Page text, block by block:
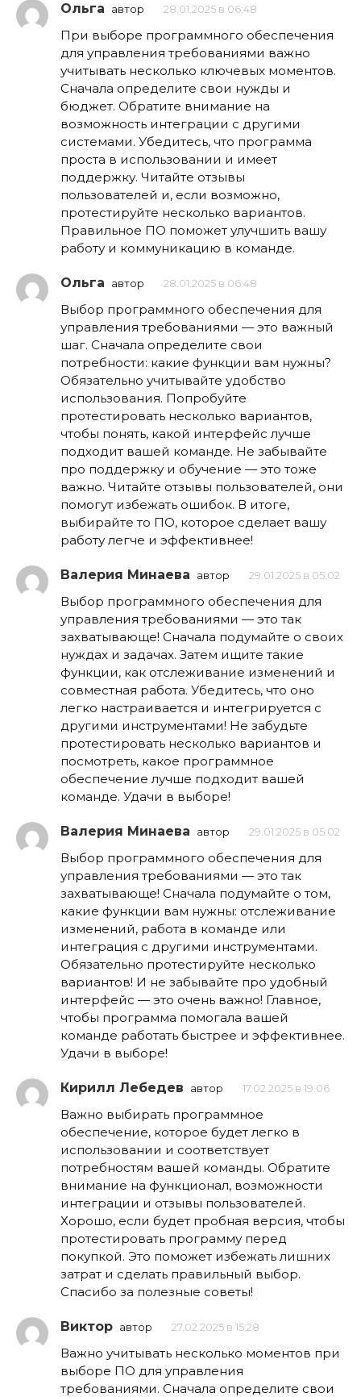
Ольга автор 28.01.2025 в 06:48
При выборе программного обеспечения
для управления требованиями важно
учитывать несколько ключевых моментов.
Сначала определите свои нужды и
бюджет. Обратите внимание на
возможность интеграции с другими
системами. Убедитесь, что программа
проста в использовании и имеет
поддержку. Читайте отзывы
пользователей и, если возможно,
протестируйте несколько вариантов.
Правильное ПО поможет улучшить вашу
работу и коммуникацию в команде.
Ольга автор 28.01.2025 в 06:48
Выбор программного обеспечения для
управления требованиями — это важный
шаг. Сначала определите свои
потребности: какие функции вам нужны?
Обязательно учитывайте удобство
использования. Попробуйте
протестировать несколько вариантов,
чтобы понять, какой интерфейс лучше
подходит вашей команде. Не забывайте
про поддержку и обучение — это тоже
важно. Читайте отзывы пользователей, они
помогут избежать ошибок. В итоге,
выбирайте то ПО, которое сделает вашу
работу легче и эффективнее!
Валерия Минаева автор 29.01.2025 в 05:02
Выбор программного обеспечения для
управления требованиями — это так
захватывающе! Сначала подумайте о своих
нуждах и задачах. Затем ищите такие
функции, как отслеживание изменений и
совместная работа. Убедитесь, что оно
легко настраивается и интегрируется с
другими инструментами! Не забудьте
протестировать несколько вариантов и
посмотреть, какое программное
обеспечение лучше подходит вашей
команде. Удачи в выборе!
Валерия Минаева автор 29.01.2025 в 05:02
Выбор программного обеспечения для
управления требованиями — это так
захватывающе! Сначала подумайте о том,
какие функции вам нужны: отслеживание
изменений, работа в команде или
интеграция с другими инструментами.
Обязательно протестируйте несколько
вариантов! И не забывайте про удобный
интерфейс — это очень важно! Главное,
чтобы программа помогала вашей
команде работать быстрее и эффективнее.
Удачи в выборе!
Кирилл Лебедев автор 17.02.2025 в 19:06
Важно выбирать программное
обеспечение, которое будет легко в
использовании и соответствует
потребностям вашей команды. Обратите
внимание на функционал, возможности
интеграции и отзывы пользователей.
Хорошо, если будет пробная версия, чтобы
протестировать программу перед
покупкой. Это поможет избежать лишних
затрат и сделать правильный выбор.
Спасибо за полезные советы!
Виктор автор 27.02.2025 в 15:28
Важно учитывать несколько моментов при
выборе ПО для управления
требованиями. Сначала определите свои